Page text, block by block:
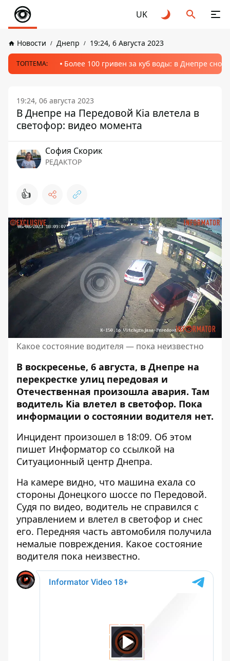
UK
Новости Днепр 19:24, 6 Августа 2023
ТОПТЕМА: Более 100 гривен за куб воды: в Днепре
19:24, 06 августа 2023
В Днепре на Передовой Kia влетела в
светофор: видео момента
София Скорик
РЕДАКТОР
👍
Какое состояние водителя — пока неизвестно
В воскресенье, 6 августа, в Днепре на
перекрестке улиц передовая и
Отечественная произошла авария. Там
водитель Kia влетел в светофор. Пока
информации о состоянии водителя нет.
Инцидент произошел в 18:09. Об этом
пишет Информатор со ссылкой на
Ситуационный центр Днепра.
На камере видно, что машина ехала со
стороны Донецкого шоссе по Передовой.
Судя по видео, водитель не справился с
управлением и влетел в светофор и снес
его. Передняя часть автомобиля получила
немалые повреждения. Какое состояние
водителя пока неизвестно.